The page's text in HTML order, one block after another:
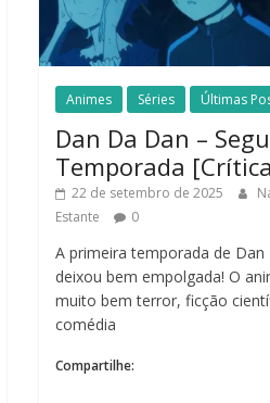
Animes Séries Últimas
Dan Da Dan –
Temporada
22 de setembro de 2025
Estante
0
A primeira temporada de Dan
deixou bem empolgada! O
muito bem terror, ficção
comédia
Compartilhe: